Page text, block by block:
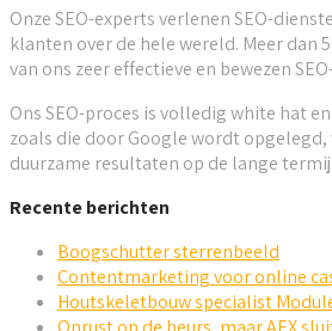
Onze SEO-experts verlenen SEO-
klanten over de hele wereld. Meer dan
van ons zeer effectieve en bewezen
Ons SEO-proces is volledig white hat
zoals die door Google wordt opgelegd,
duurzame resultaten op de lange
Recente berichten
Boogschutter sterrenbeeld
Contentmarketing voor online
Houtskeletbouw specialist